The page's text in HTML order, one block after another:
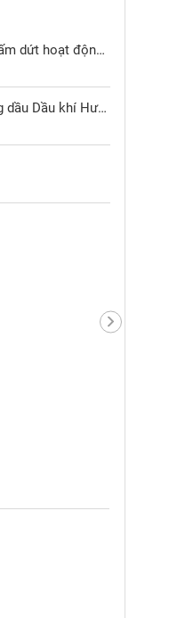
Nghị quyết HĐQT số 1438/NQ- DKHY ngày 24 tháng 7 năm 2026 về việc chấm dứt hoạt động của Chi nhánh Phố Hiến
Nghị quyết HĐQT số 1249/NQ-DKHY ngày 30/06/2026 của Công ty CP Xăng dầu Dầu khí Hưng Yên về việc chấp thuận thực hiện thủ tục xác định tư cách công ty đại chúng của Công ty